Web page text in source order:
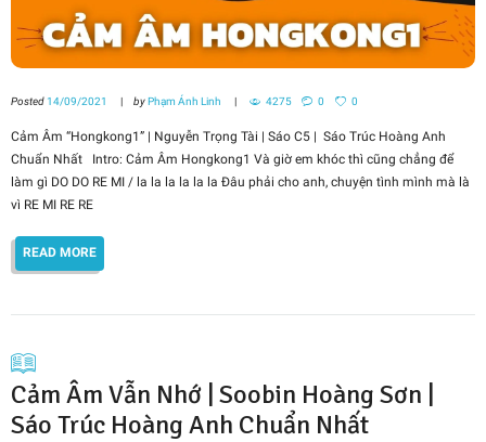
Posted 14/09/2021 byPhạm Ánh Linh 4275 0 0
Cảm Âm “Hongkong1” | Nguyễn Trọng Tài | Sáo C5 | Sáo Trúc Hoàng Anh
Chuẩn Nhất Intro: Cảm Âm Hongkong1 Và giờ em khóc thì cũng chẳng để
làm gì DO DO RE MI / la la la la la la Đâu phải cho anh, chuyện tình mình mà là
vì RE MI RE RE
READ MORE
Cảm Âm Vẫn Nhớ | Soobin Hoàng Sơn |
Sáo Trúc Hoàng Anh Chuẩn Nhất